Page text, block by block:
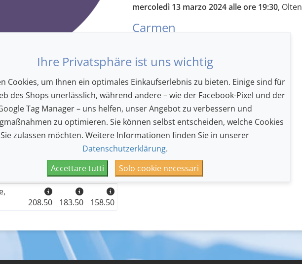
mercoledì 13 marzo 2024 alle ore 19:30, Olten
Carmen
Kat. I Kat. II Kat. III
440.00 385.00
325.00
233.50
200.50
208.50
183.50
158.50
208.50 183.50 158.50
Ihre Privatsphäre ist uns wichtig
Cookies, um Ihnen ein optimales Einkaufserlebnis zu bieten. Einige sind für
des Shops unerlässlich, während andere – wie der Facebook-Pixel und der
Tag Manager – uns helfen, unser Angebot zu verbessern und
zu optimieren. Sie können selbst entscheiden, welche Cookies
Sie zulassen möchten. Weitere Informationen finden Sie in unserer
Datenschutzerklärung.
Accettare tutti
Solo cookie necessari